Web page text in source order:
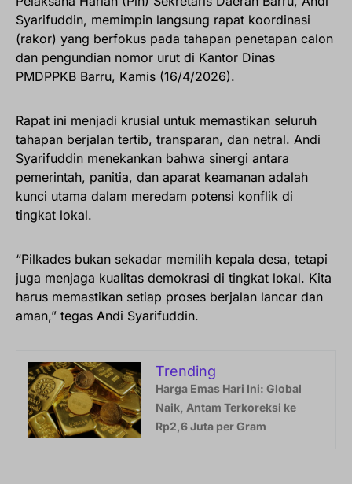
Syarifuddin, memimpin langsung rapat koordinasi
(rakor) yang berfokus pada tahapan penetapan calon
dan pengundian nomor urut di Kantor Dinas
PMDPPKB Barru, Kamis (16/4/2026).
Rapat ini menjadi krusial untuk memastikan seluruh
tahapan berjalan tertib, transparan, dan netral. Andi
Syarifuddin menekankan bahwa sinergi antara
pemerintah, panitia, dan aparat keamanan adalah
kunci utama dalam meredam potensi konflik di
tingkat lokal.
“Pilkades bukan sekadar memilih kepala desa, tetapi
juga menjaga kualitas demokrasi di tingkat lokal. Kita
harus memastikan setiap proses berjalan lancar dan
aman,” tegas Andi Syarifuddin.
Trending
Harga Emas Hari Ini: Global
Naik, Antam Terkoreksi ke
Rp2,6 Juta per Gram